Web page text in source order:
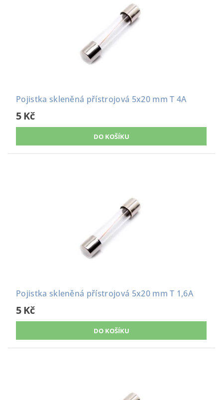
Pojistka skleněná přístrojová 5x20 mm T 4A
5 Kč
Pojistka skleněná přístrojová 5x20 mm T 1,6A
5 Kč